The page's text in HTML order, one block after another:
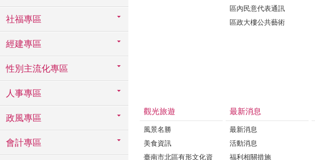
社福專區
經建專區
性別主流化專區
人事專區
政風專區
會計專區
區內民意代表通訊
區政大樓公共藝術
觀光旅遊
風景名勝
美食資訊
臺南市北區有形文化資
最新消息
最新消息
活動消息
福利相關措施